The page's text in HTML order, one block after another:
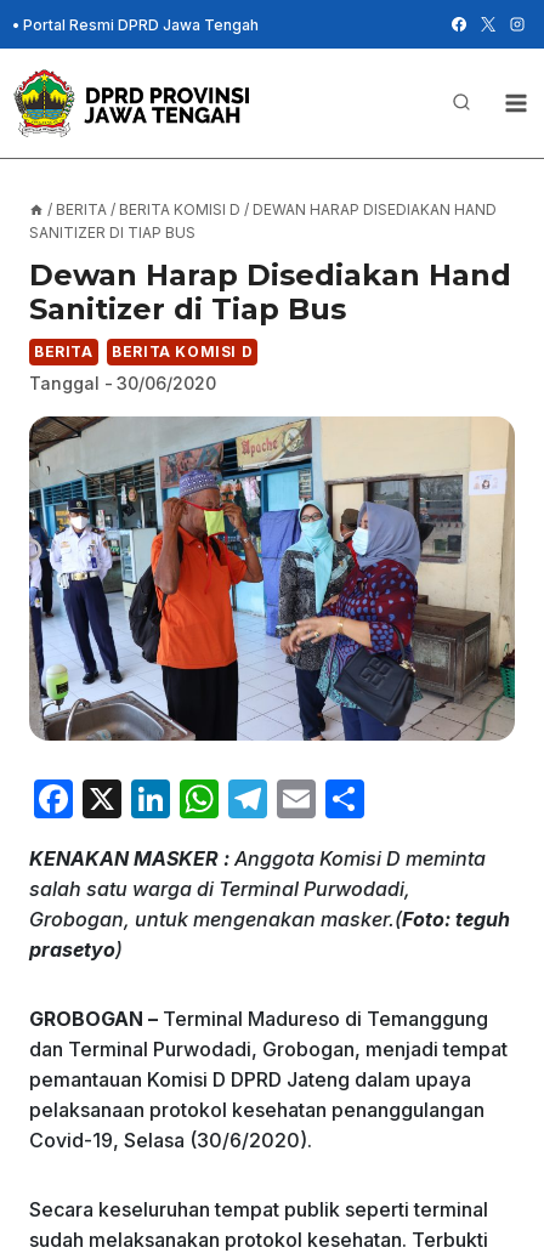
Skip
to
content
• Portal Resmi DPRD Jawa Tengah
/ BERITA / BERITA KOMISI D / DEWAN HARAP DISEDIAKAN HAND
SANITIZER DI TIAP BUS
Dewan Harap Disediakan Hand
Sanitizer di Tiap Bus
BERITA BERITA KOMISI D
Tanggal - 30/06/2020
F
c
e
b
o
k
X
Li
k
e
W
at
s
p
T
e
gr
E
ai
l
ar
e
KENAKAN MASKER : Anggota Komisi D meminta
salah satu warga di Terminal Purwodadi,
Grobogan, untuk mengenakan masker.(Foto: teguh
prasetyo)
GROBOGAN – Terminal Madureso di Temanggung
dan Terminal Purwodadi, Grobogan, menjadi tempat
pemantauan Komisi D DPRD Jateng dalam upaya
pelaksanaan protokol kesehatan penanggulangan
Covid-19, Selasa (30/6/2020).
Secara keseluruhan tempat publik seperti terminal
sudah melaksanakan protokol kesehatan. Terbukti